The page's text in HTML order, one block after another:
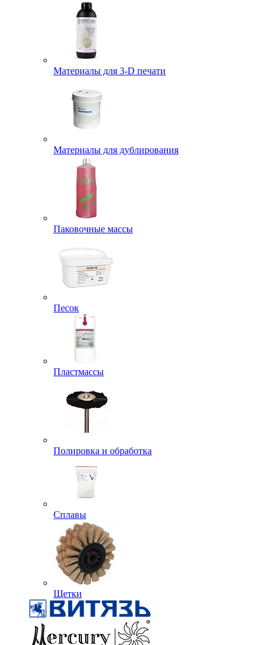
Материалы для 3-D печати
Материалы для дублирования
Паковочные массы
Песок
Пластмассы
Полировка и обработка
Сплавы
Щетки